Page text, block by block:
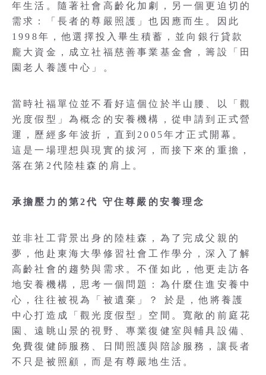
年生活。隨著社會高齡化加劇，另一個更迫切的
需求：「長者的尊嚴照護」也因應而生。因此
1998年，他選擇投入畢生積蓄，並向銀行貸款
龐大資金，成立社福慈善事業基金會，籌設「田
園老人養護中心」。
當時社福單位並不看好這個位於半山腰、以「觀
光度假型」為概念的安養機構，從申請到正式營
運，歷經多年波折，直到2005年才正式開幕。
這是一場理想與現實的拔河，而接下來的重擔，
落在第2代陸桂森的肩上。
承擔壓力的第2代 守住尊嚴的安養理念
並非社工背景出身的陸桂森，為了完成父親的
夢，他赴東海大學修習社會工作學分，深入了解
高齡社會的趨勢與需求。不僅如此，他更走訪各
地安養機構，思考一個問題：為什麼住進安養中
心，往往被視為「被遺棄」？ 於是，他將養護
中心打造成「觀光度假型」空間。寬敞的前庭花
園、遠眺山景的視野、專業復健室與輔具設備、
免費復健師服務、日間照護與陪診服務，讓長者
不只是被照顧，而是有尊嚴地生活。